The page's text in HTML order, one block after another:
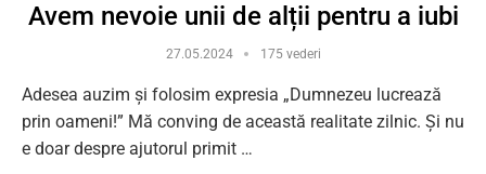
Avem nevoie unii de alții pentru a iubi
27.05.2024 175 vederi
Adesea auzim și folosim expresia „Dumnezeu lucrează
prin oameni!” Mă conving de această realitate zilnic. Și nu
e doar despre ajutorul primit …